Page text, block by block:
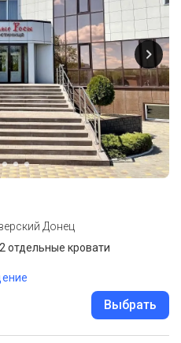
Донец
отдельные кровати
Выбрать